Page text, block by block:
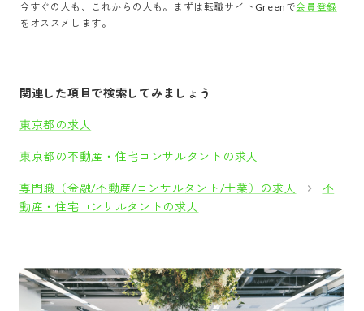
今すぐの人も、これからの人も。まずは転職サイトGreenで会員登録
をオススメします。
関連した項目で検索してみましょう
東京都の求人
東京都の不動産・住宅コンサルタントの求人
専門職（金融/不動産/コンサルタント/士業）の求人
不
動産・住宅コンサルタントの求人